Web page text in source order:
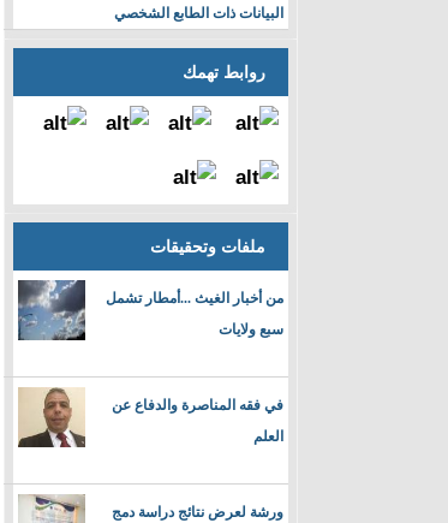
البيانات ذات الطابع الشخصي
روابط تهمك
ملفات وتحقيقات
من أخبار الغيث ...أمطار تشمل
سبع ولايات
في فقه المناصرة والدفاع عن
العلم
ورشة لعرض نتائج دراسة دمج